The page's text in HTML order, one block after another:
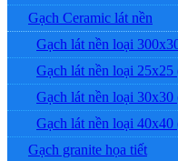
Gạch Ceramic lát nền
Gạch lát nền loại
Gạch lát nền loại 25x25
Gạch lát nền loại
Gạch lát nền loại 40x40
Gạch granite họa tiết